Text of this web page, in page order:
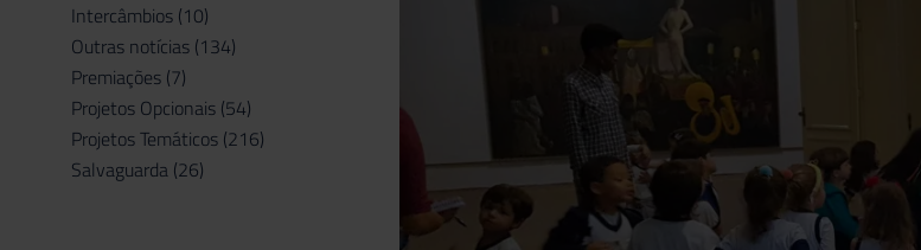
Intercâmbios (10)
Outras notícias (134)
Premiações (7)
Projetos Opcionais (54)
Projetos Temáticos (216)
Salvaguarda (26)